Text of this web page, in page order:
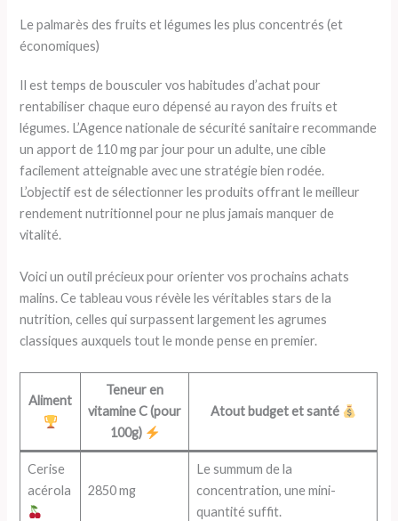
Le palmarès des fruits et légumes les plus concentrés (et
économiques)
Il est temps de bousculer vos habitudes d’achat pour
rentabiliser chaque euro dépensé au rayon des fruits et
légumes. L’Agence nationale de sécurité sanitaire recommande
un apport de 110 mg par jour pour un adulte, une cible
facilement atteignable avec une stratégie bien rodée.
L’objectif est de sélectionner les produits offrant le meilleur
rendement nutritionnel pour ne plus jamais manquer de
vitalité.
Voici un outil précieux pour orienter vos prochains achats
malins. Ce tableau vous révèle les véritables stars de la
nutrition, celles qui surpassent largement les agrumes
classiques auxquels tout le monde pense en premier.
Aliment
Teneur en
vitamine C (pour
100g)
Atout budget et santé
Cerise
acérola
2850 mg
Le summum de la
concentration, une mini-
quantité suffit.